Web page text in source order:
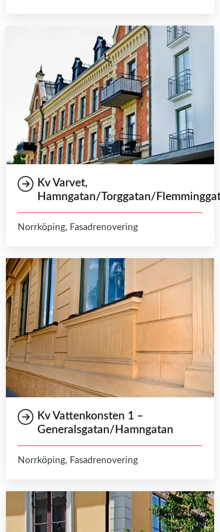
Kv Varvet,
Hamngatan/Torggatan/
Norrköping, Fasadrenovering
Kv Vattenkonsten 1 –
Generalsgatan/Hamngatan
Norrköping, Fasadrenovering